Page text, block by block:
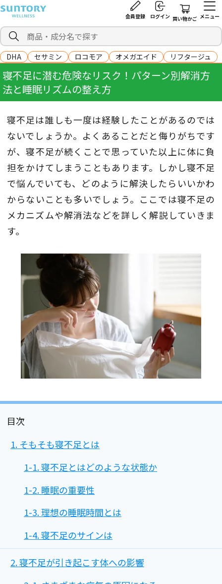
会員登録 ログイン 買い物かご メニュー
DHA セサミン ロコモア オメガエイド リフタージュ
寝不足に潜む危険なリスク！パターン別解消方
法と睡眠リズムの整え方
寝不足は誰しも一度は経験したことがあるのでは
ないでしょうか。よくあることだと侮りがちです
が、寝不足が続くことで思っていた以上に体に負
担をかけてしまうこともあります。しかし寝不足
で悩んでいても、どのように解決したらいいかわ
からないことも多いでしょう。ここでは寝不足の
メカニズムや解消法などを詳しく解説していきま
す。
目次
1. そもそも寝不足とは
1-1. 寝不足とはどのような状態か
1-2. 睡眠の重要性
1-3. 理想の睡眠時間とは
1-4. 寝不足のサインは
2. 寝不足が引き起こす体への影響